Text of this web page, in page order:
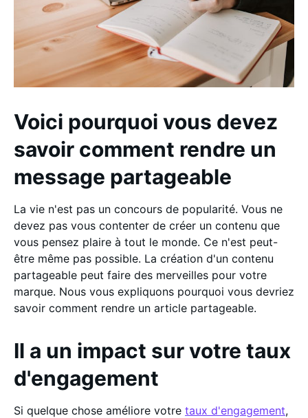
Voici pourquoi vous devez
savoir comment rendre un
message partageable
La vie n'est pas un concours de popularité. Vous ne
devez pas vous contenter de créer un contenu que
vous pensez plaire à tout le monde. Ce n'est peut-
être même pas possible. La création d'un contenu
partageable peut faire des merveilles pour votre
marque. Nous vous expliquons pourquoi vous devriez
savoir comment rendre un article partageable.
Il a un impact sur votre taux
d'engagement
Si quelque chose améliore votre taux d'engagement,